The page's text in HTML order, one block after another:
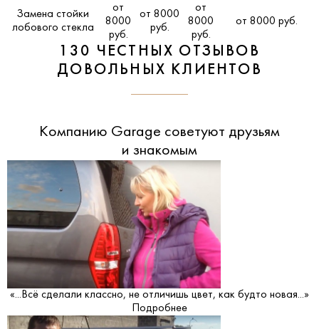
Замена стойки
лобового стекла
от
8000
руб.
от 8000
руб.
от
8000
руб.
от 8000 руб.
130 ЧЕСТНЫХ ОТЗЫВОВ
ДОВОЛЬНЫХ КЛИЕНТОВ
Компанию Garage советуют друзьям
и знакомым
«...Всё сделали классно, не отличишь цвет, как будто новая...»
Подробнее